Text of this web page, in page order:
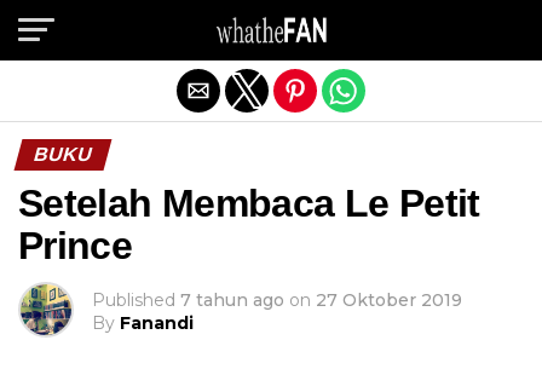
BUKU
Setelah Membaca Le Petit
Prince
Published 7 tahun ago on 27 Oktober 2019
By Fanandi
Exit mobile version